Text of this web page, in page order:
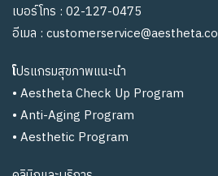
เบอร์โทร : 02-127-0475
อีเมล : customerservice@aestheta.co
โปรแกรมสุขภาพแนะนำ
• Aestheta Check Up Program
• Anti-Aging Program
• Aesthetic Program